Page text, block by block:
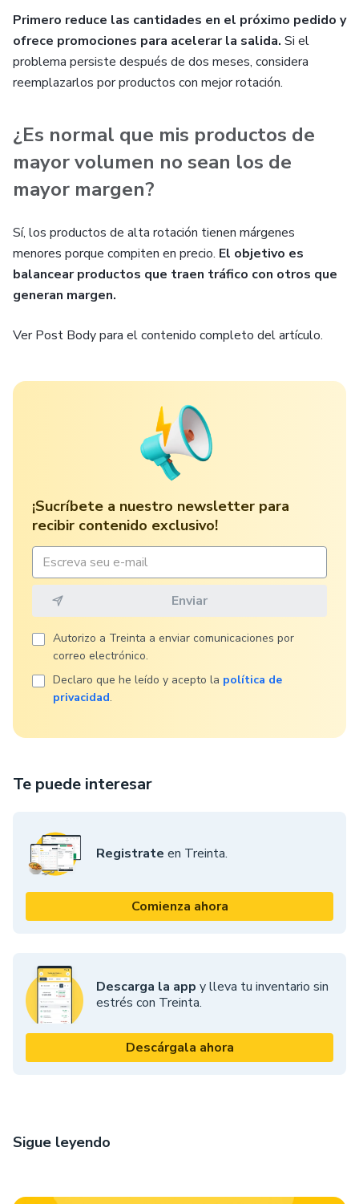
Te puede interesar
Registrate en Treinta.
Comienza ahora
Descarga la app y lleva tu inventario sin
estrés con Treinta.
Descárgala ahora
Primero reduce las cantidades en el próximo pedido y
ofrece promociones para acelerar la salida. Si el
problema persiste después de dos meses, considera
reemplazarlos por productos con mejor rotación.
¿Es normal que mis productos de
mayor volumen no sean los de
mayor margen?
Sí, los productos de alta rotación tienen márgenes
menores porque compiten en precio. El objetivo es
balancear productos que traen tráfico con otros que
generan margen.
Ver Post Body para el contenido completo del artículo.
¡Sucríbete a nuestro newsletter para
recibir contenido exclusivo!
Autorizo ​​a Treinta a enviar comunicaciones por
correo electrónico.
Declaro que he leído y acepto la política de
privacidad.
Sigue leyendo